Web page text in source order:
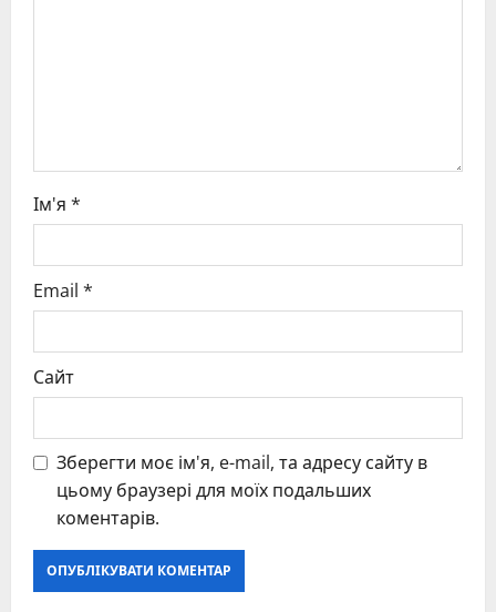
Ім'я *
Email *
Сайт
Зберегти моє ім'я, e-mail, та адресу сайту в
цьому браузері для моїх подальших
коментарів.